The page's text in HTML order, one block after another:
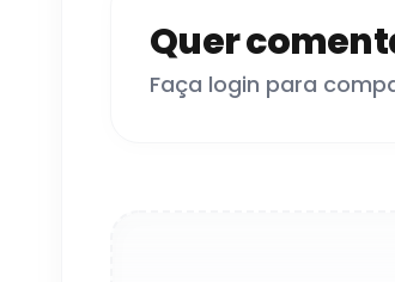
Quer
Faça login para